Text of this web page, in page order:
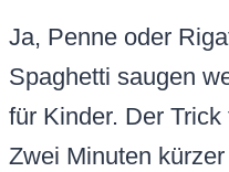
Ja, Penne oder
Spaghetti saugen
für Kinder. Der
Zwei Minuten